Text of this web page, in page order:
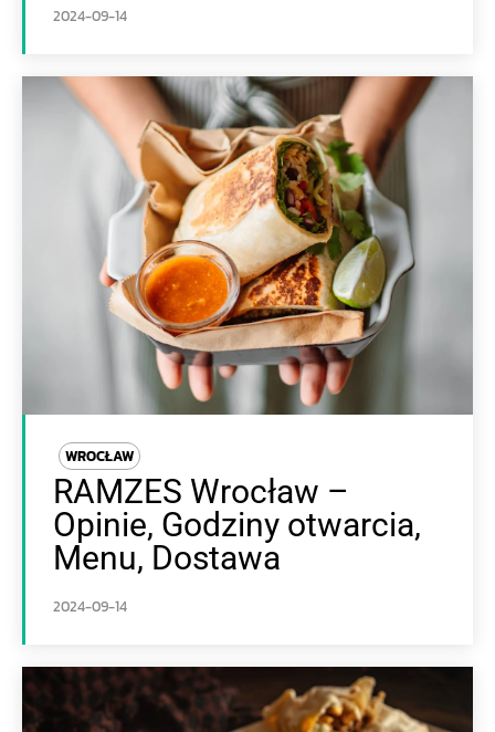
2024-09-14
WROCŁAW
RAMZES Wrocław –
Opinie, Godziny otwarcia,
Menu, Dostawa
2024-09-14